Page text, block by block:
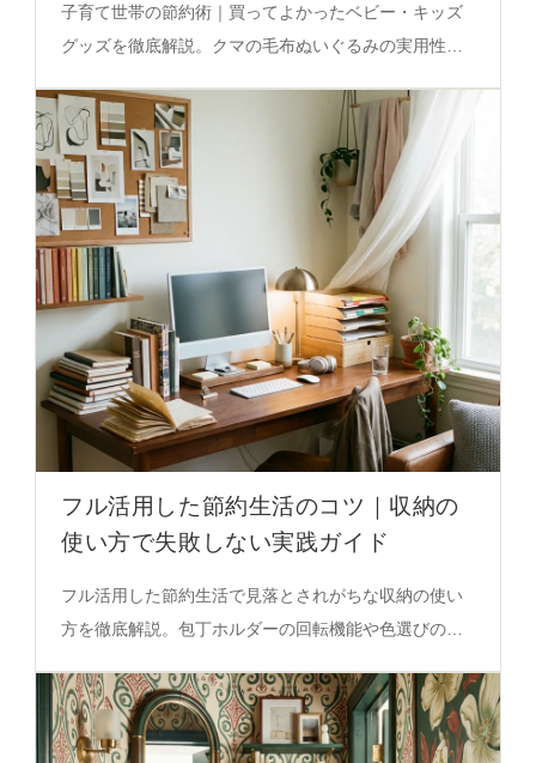
子育て世帯の節約術｜買ってよかったベビー・キッズ
グッズを徹底解説。クマの毛布ぬいぐるみの実用性と
かに。
フル活用した節約生活のコツ｜収納の
使い方で失敗しない実践ガイド
フル活用した節約生活で見落とされがちな収納の使い
方を徹底解説。包丁ホルダーの回転機能や色選びのポ